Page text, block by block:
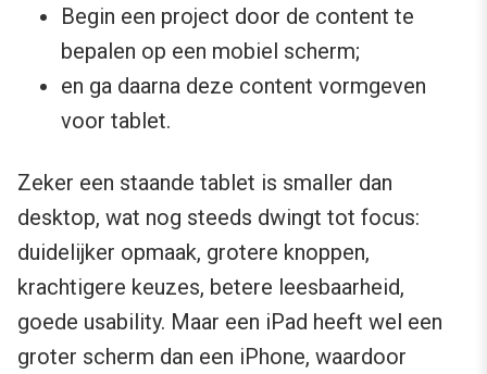
Begin een project door de content te
bepalen op een mobiel scherm;
en ga daarna deze content vormgeven
voor tablet.
Zeker een staande tablet is smaller dan
desktop, wat nog steeds dwingt tot focus:
duidelijker opmaak, grotere knoppen,
krachtigere keuzes, betere leesbaarheid,
goede usability. Maar een iPad heeft wel een
groter scherm dan een iPhone, waardoor